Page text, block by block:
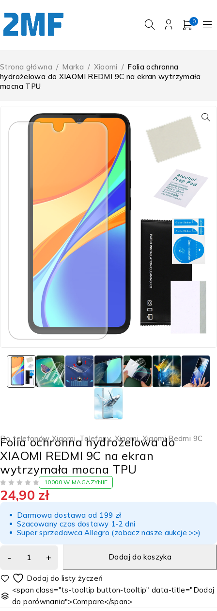
0
Strona główna / Marka / Xiaomi / Folia ochronna
hydrożelowa do XIAOMI REDMI 9C na ekran wytrzymała
mocna TPU
Do telefonów Xiaomi,Telefony,Xiaomi,Xiaomi Redmi 9C
Folia ochronna hydrożelowa do
XIAOMI REDMI 9C na ekran
wytrzymała mocna TPU
10000 W MAGAZYNIE
24,90 zł
Darmowa dostawa od 199 zł
Szacowany czas dostawy 1-2 dni
Super sprzedawca Allegro (zobacz nasze aukcje >>)
Dodaj do koszyka
<span class="ts-tooltip button-tooltip" data-title="Dodaj
do porównania">Compare</span>